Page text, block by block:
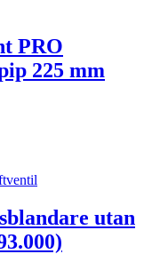
PRO
225 mm
utan